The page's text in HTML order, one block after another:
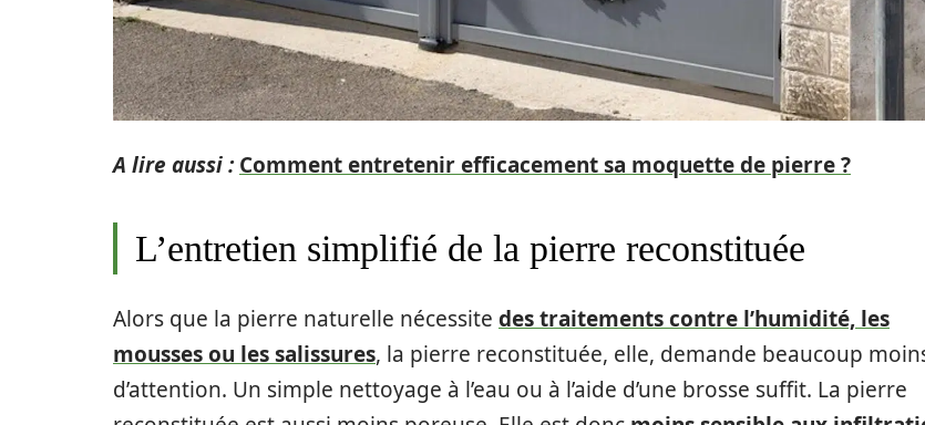
A lire aussi : Comment entretenir efficacement sa moquette de pierre ?
L’entretien simplifié de la pierre reconstituée
Alors que la pierre naturelle nécessite des traitements contre l’humidité, les
mousses ou les salissures, la pierre reconstituée, elle, demande beaucoup
d’attention. Un simple nettoyage à l’eau ou à l’aide d’une brosse suffit. La pierre